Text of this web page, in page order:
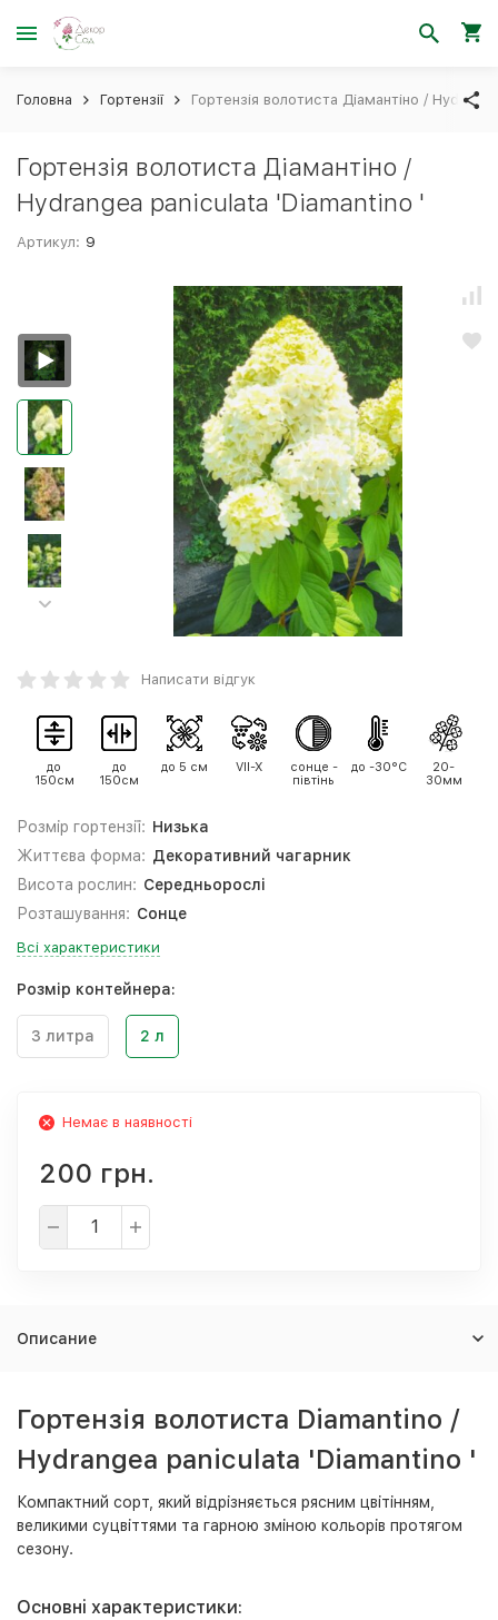
Головна Гортензії Гортензія волотиста Діамантіно /
Гортензія волотиста Діамантіно /
Hydrangea paniculata 'Diamantino '
Артикул: 9
Написати відгук
до
150см
до
150см
до 5 см VII-X
сонце -
півтінь
до -30°C
20-
30мм
Розмір гортензії: Низька
Життєва форма: Декоративний чагарник
Висота рослин: Середньорослі
Розташування: Сонце
Всі характеристики
Розмір контейнера:
3 литра 2 л
Немає в наявності
200 грн.
Описание
Гортензія волотиста Diamantino /
Hydrangea paniculata 'Diamantino '
Компактний сорт, який відрізняється рясним цвітінням,
великими суцвіттями та гарною зміною кольорів протягом
сезону.
Основні характеристики: